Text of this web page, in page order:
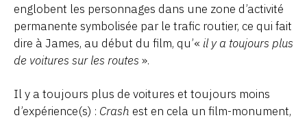
englobent les personnages dans une zone d’activité
permanente symbolisée par le trafic routier, ce qui fait
dire à James, au début du film, qu’« il y a toujours plus
de voitures sur les routes ».
Il y a toujours plus de voitures et toujours moins
d’expérience(s) : Crash est en cela un film-monument,